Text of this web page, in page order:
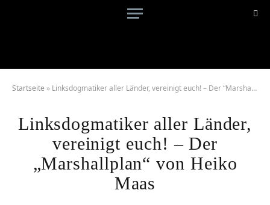
Startseite » Linksdogmatiker aller Länder, vereinigt euch! – Der “Marshallplan” von Heiko Maas
Linksdogmatiker aller Länder,
vereinigt euch! – Der
„Marshallplan“ von Heiko
Maas